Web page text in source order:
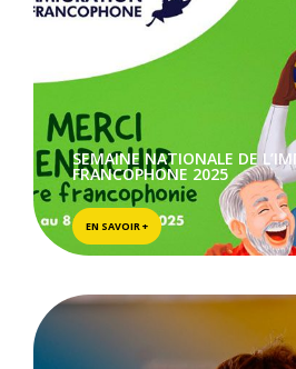
SEMAINE NATIONALE DE
FRANCOPHONE 2025
EN SAVOIR +